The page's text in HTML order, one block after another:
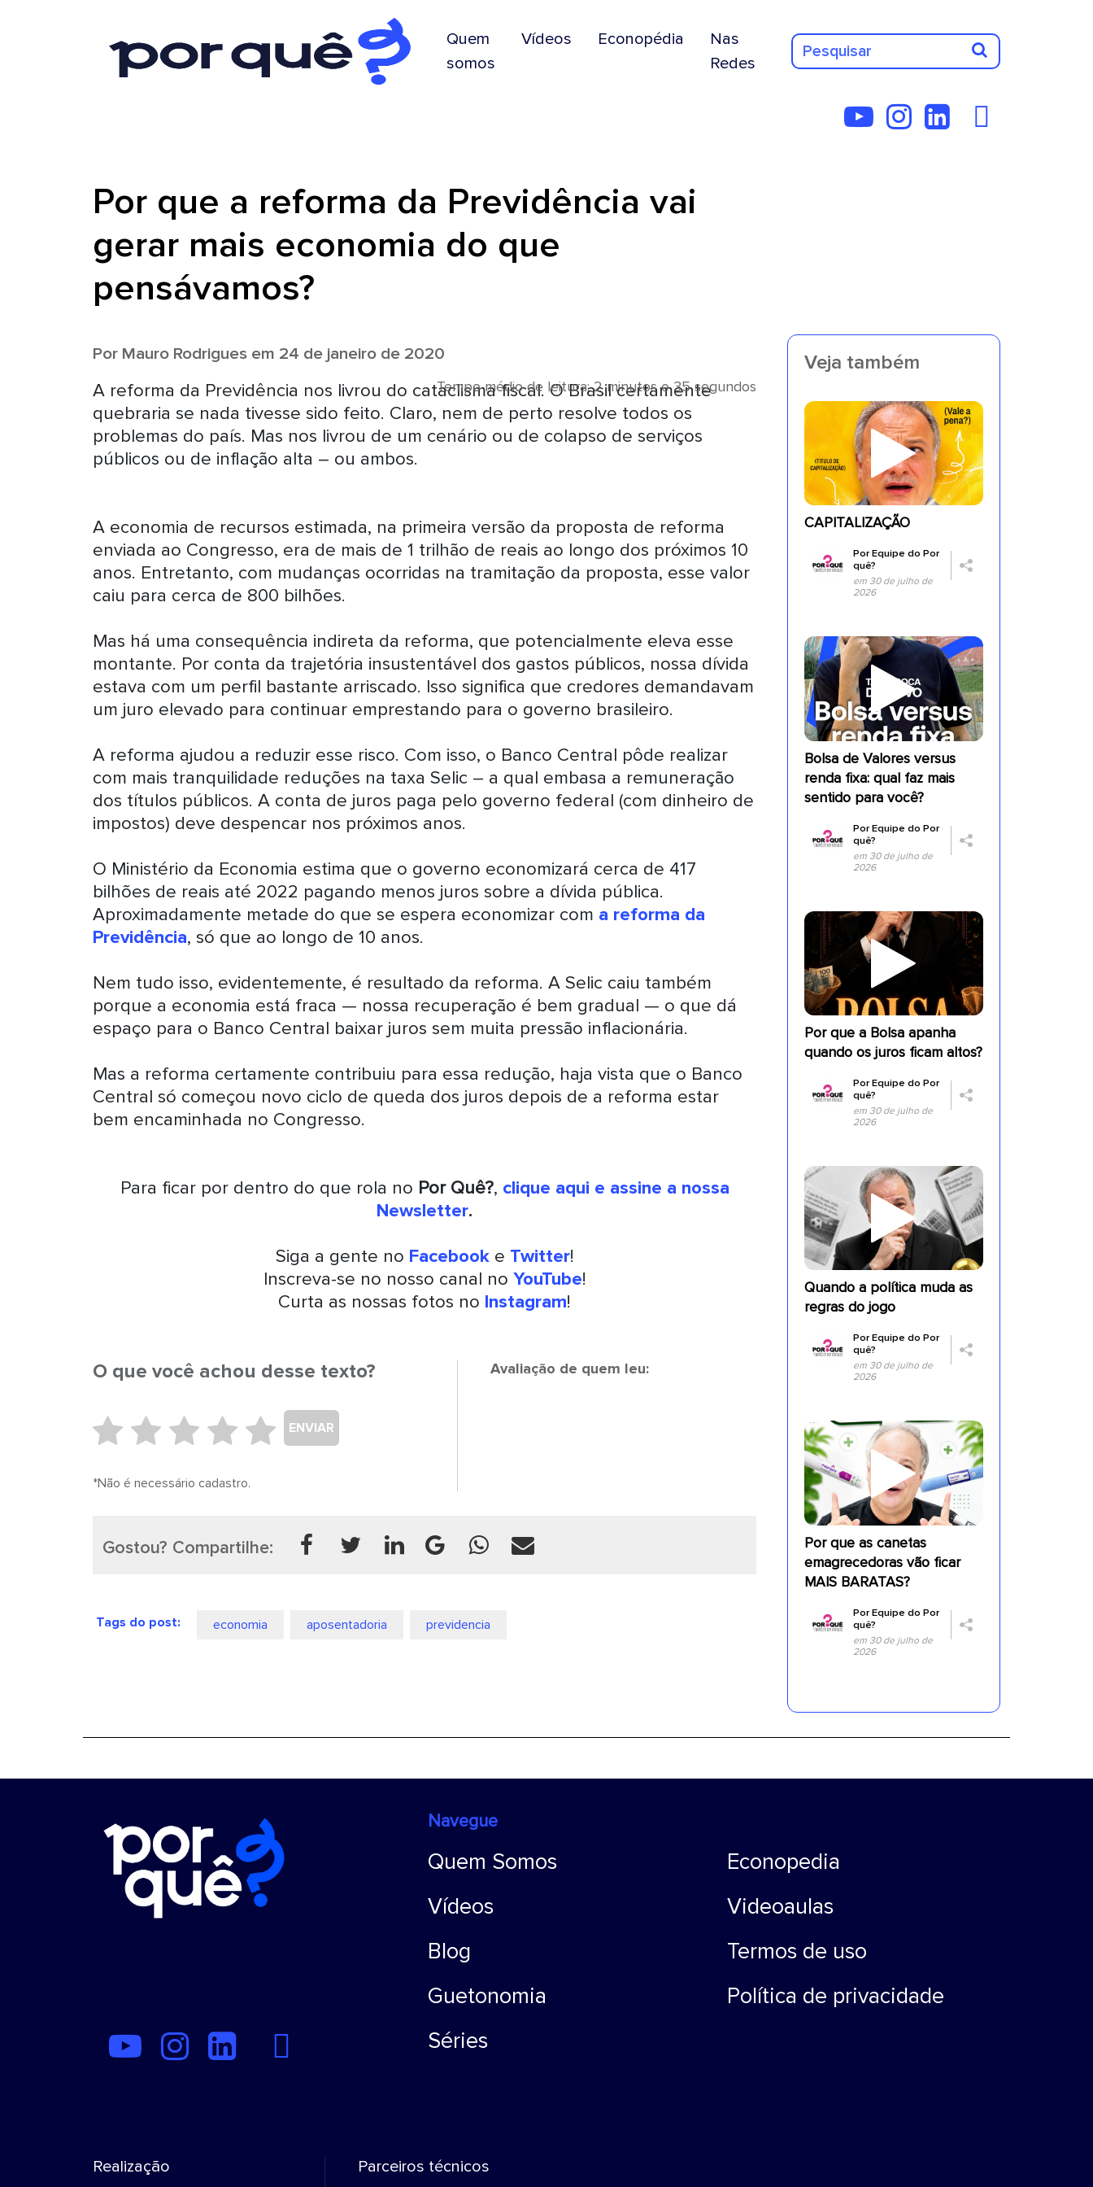
Quem
somos
Vídeos Econopédia
Nas
Redes
Por que a reforma da Previdência vai
gerar mais economia do que
pensávamos?
Por Mauro Rodrigues em 24 de janeiro de 2020
Tempo médio de leitura: 2 minutos e 35 segundos
A reforma da Previdência nos livrou do cataclisma fiscal. O Brasil certamente
quebraria se nada tivesse sido feito. Claro, nem de perto resolve todos os
problemas do país. Mas nos livrou de um cenário ou de colapso de serviços
públicos ou de inflação alta – ou ambos.
A economia de recursos estimada, na primeira versão da proposta de reforma
enviada ao Congresso, era de mais de 1 trilhão de reais ao longo dos próximos 10
anos. Entretanto, com mudanças ocorridas na tramitação da proposta, esse valor
caiu para cerca de 800 bilhões.
Mas há uma consequência indireta da reforma, que potencialmente eleva esse
montante. Por conta da trajetória insustentável dos gastos públicos, nossa dívida
estava com um perfil bastante arriscado. Isso significa que credores demandavam
um juro elevado para continuar emprestando para o governo brasileiro.
A reforma ajudou a reduzir esse risco. Com isso, o Banco Central pôde realizar
com mais tranquilidade reduções na taxa Selic – a qual embasa a remuneração
dos títulos públicos. A conta de juros paga pelo governo federal (com dinheiro de
impostos) deve despencar nos próximos anos.
O Ministério da Economia estima que o governo economizará cerca de 417
bilhões de reais até 2022 pagando menos juros sobre a dívida pública.
Aproximadamente metade do que se espera economizar com a reforma da
Previdência, só que ao longo de 10 anos.
Nem tudo isso, evidentemente, é resultado da reforma. A Selic caiu também
porque a economia está fraca — nossa recuperação é bem gradual — o que dá
espaço para o Banco Central baixar juros sem muita pressão inflacionária.
Mas a reforma certamente contribuiu para essa redução, haja vista que o Banco
Central só começou novo ciclo de queda dos juros depois de a reforma estar
bem encaminhada no Congresso.
Para ficar por dentro do que rola no Por Quê?, clique aqui e assine a nossa
Newsletter.
Siga a gente no Facebooke Twitter!
Inscreva-se no nosso canal no YouTube!
Curta as nossas fotos no Instagram!
O que você achou desse texto?
ENVIAR
*Não é necessário cadastro.
Avaliação de quem leu:
Gostou? Compartilhe:
Tags do post: economia aposentadoria previdencia
Veja também
CAPITALIZAÇÃO
PorEquipe do Por
quê?
em 30 de julho de
2026
Bolsa de Valores versus
renda fixa: qual faz mais
sentido para você?
PorEquipe do Por
quê?
em 30 de julho de
2026
Por que a Bolsa apanha
quando os juros ficam altos?
PorEquipe do Por
quê?
em 30 de julho de
2026
Quando a política muda as
regras do jogo
PorEquipe do Por
quê?
em 30 de julho de
2026
Por que as canetas
emagrecedoras vão ficar
MAIS BARATAS?
PorEquipe do Por
quê?
em 30 de julho de
2026
Navegue
Quem Somos
Vídeos
Blog
Guetonomia
Séries
Econopedia
Videoaulas
Termos de uso
Política de privacidade
Realização Parceiros técnicos